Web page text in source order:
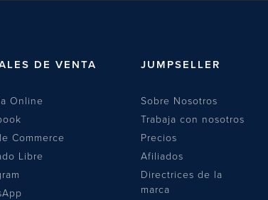
DE VENTA
Online
Commerce
Libre
JUMPSELLER
Sobre Nosotros
Trabaja con nosotros
Precios
Afiliados
Directrices de la
marca